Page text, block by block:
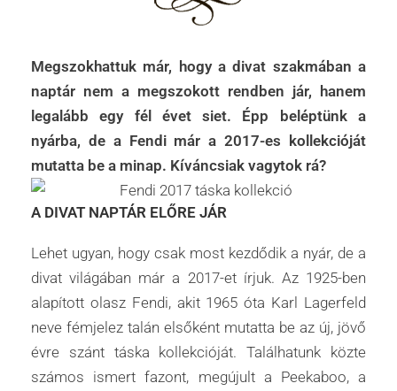
Megszokhattuk már, hogy a divat szakmában a
naptár nem a megszokott rendben jár, hanem
legalább egy fél évet siet. Épp beléptünk a
nyárba, de a Fendi már a 2017-es kollekcióját
mutatta be a minap. Kíváncsiak vagytok rá?
A DIVAT NAPTÁR ELŐRE JÁR
Lehet ugyan, hogy csak most kezdődik a nyár, de a
divat világában már a 2017-et írjuk. Az 1925-ben
alapított olasz Fendi, akit 1965 óta Karl Lagerfeld
neve fémjelez talán elsőként mutatta be az új, jövő
évre szánt táska kollekcióját. Találhatunk közte
számos ismert fazont, megújult a Peekaboo, a